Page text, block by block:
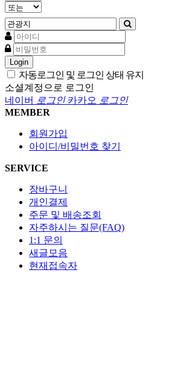
Login
자동로그인 및 로그인 상태 유지
소셜계정으로 로그인
네이버
로그인 카카오 로그인
MEMBER
회원가입
아이디/비밀번호 찾기
SERVICE
장바구니
개인결제
주문 및 배송조회
자주하시는 질문(FAQ)
1:1 문의
새글모음
현재접속자